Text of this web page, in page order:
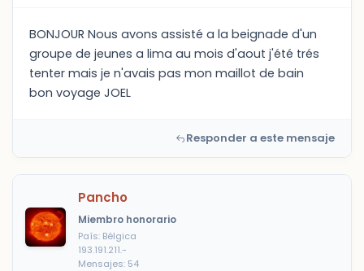
BONJOUR Nous avons assisté a la beignade d'un
groupe de jeunes a lima au mois d'aout j'été trés
tenter mais je n'avais pas mon maillot de bain
bon voyage JOEL
Responder a este mensaje
Pancho
Miembro honorario
País: Bélgica
193.191.211.-
Mensajes: 54